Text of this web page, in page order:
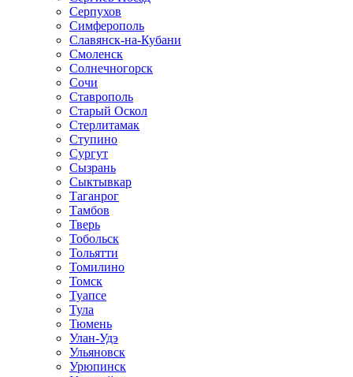
Серпухов
Симферополь
Славянск-на-Кубани
Смоленск
Солнечногорск
Сочи
Ставрополь
Старый Оскол
Стерлитамак
Ступино
Сургут
Сызрань
Сыктывкар
Таганрог
Тамбов
Тверь
Тобольск
Тольятти
Томилино
Томск
Туапсе
Тула
Тюмень
Улан-Удэ
Ульяновск
Урюпинск